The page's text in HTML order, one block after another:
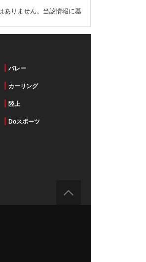
ありません。当該情報に基
バレー
カーリング
陸上
Doスポーツ